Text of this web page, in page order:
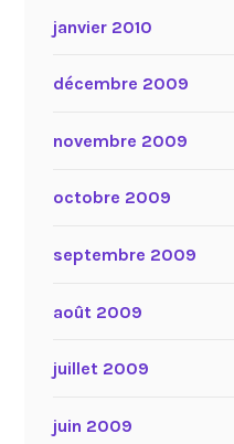
janvier 2010
décembre 2009
novembre 2009
octobre 2009
septembre 2009
août 2009
juillet 2009
juin 2009